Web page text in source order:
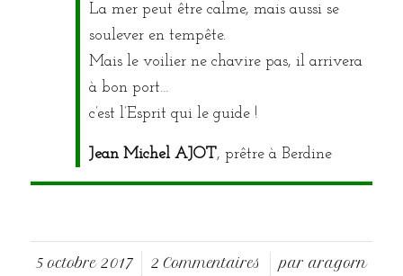
La mer peut être calme, mais aussi se
soulever en tempête.
Mais le voilier ne chavire pas, il arrivera
à bon port…
c’est l’Esprit qui le guide !
Jean Michel AJOT, prêtre à Berdine
5 octobre 2017
/ 2 Commentaires
/ par aragorn